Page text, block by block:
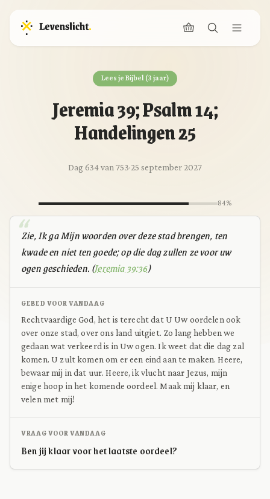
Lees je Bijbel (3 jaar)
Jeremia 39; Psalm 14;
Handelingen 25
Dag 634 van 753·25 september 2027
84%
Zie, Ik ga Mijn woorden over deze stad brengen, ten
kwade en niet ten goede; op die dag zullen ze voor uw
ogen geschieden. (Jeremia 39:36)
GEBED VOOR VANDAAG
Rechtvaardige God, het is terecht dat U Uw oordelen ook
over onze stad, over ons land uitgiet. Zo lang hebben we
gedaan wat verkeerd is in Uw ogen. Ik weet dat die dag zal
komen. U zult komen om er een eind aan te maken. Heere,
bewaar mij in dat uur. Heere, ik vlucht naar Jezus, mijn
enige hoop in het komende oordeel. Maak mij klaar, en
velen met mij!
VRAAG VOOR VANDAAG
Ben jij klaar voor het laatste oordeel?